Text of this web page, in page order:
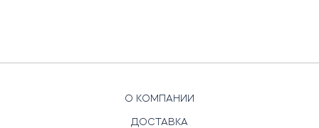
О КОМПАНИИ
ДОСТАВКА